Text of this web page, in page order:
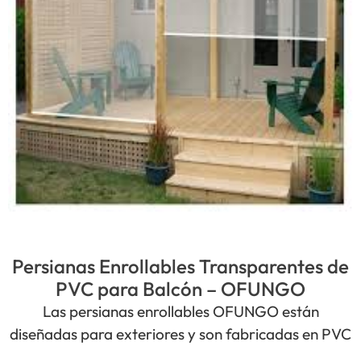
Persianas Enrollables Transparentes de
PVC para Balcón – OFUNGO
Las persianas enrollables OFUNGO están
diseñadas para exteriores y son fabricadas en PVC